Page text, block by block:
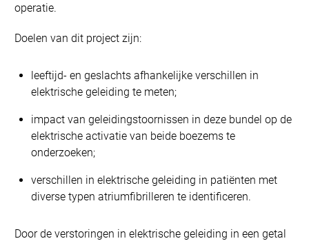
operatie.
Doelen van dit project zijn:
leeftijd- en geslachts afhankelijke verschillen in
elektrische geleiding te meten;
impact van geleidingstoornissen in deze bundel op de
elektrische activatie van beide boezems te
onderzoeken;
verschillen in elektrische geleiding in patiënten met
diverse typen atriumfibrilleren te identificeren.
Door de verstoringen in elektrische geleiding in een getal